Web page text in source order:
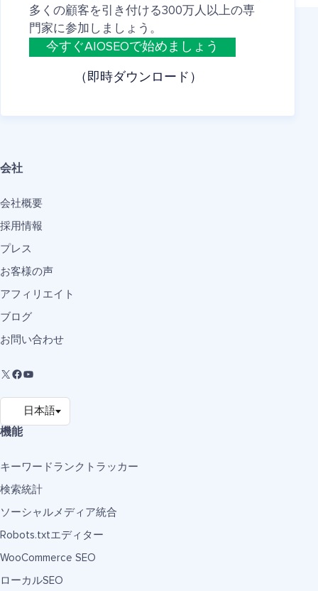
多くの顧客を引き付ける300万人以上の専
門家に参加しましょう。
今すぐAIOSEOで始めましょう
（即時ダウンロード）
会社
会社概要
採用情報
プレス
お客様の声
アフィリエイト
ブログ
お問い合わせ
機能
キーワードランクトラッカー
検索統計
ソーシャルメディア統合
Robots.txtエディター
WooCommerce SEO
ローカルSEO